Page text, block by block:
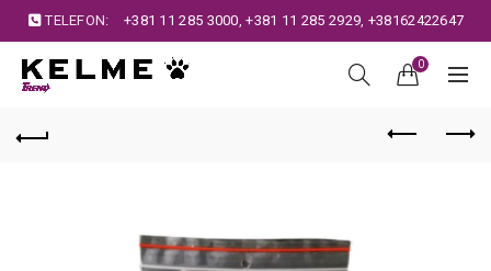
TELEFON: +381 11 285 3000,+381 11 285 2929, +38162422647
0